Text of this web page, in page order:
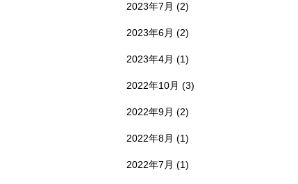
2023年7月 (2)
2023年6月 (2)
2023年4月 (1)
2022年10月 (3)
2022年9月 (2)
2022年8月 (1)
2022年7月 (1)